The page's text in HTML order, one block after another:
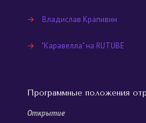
→ Владислав Крапивин
→ "Каравелла" на RUTUBE
Программные положения
Открытие